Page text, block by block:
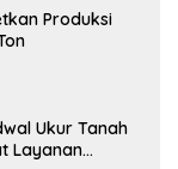
Produksi
Ukur Tanah
Layanan